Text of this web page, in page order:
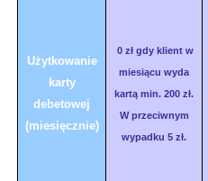
Użytkowanie
karty
debetowej
(miesięcznie)
0 zł gdy klient w
miesiącu wyda
kartą min. 200 zł.
W przeciwnym
wypadku 5 zł.